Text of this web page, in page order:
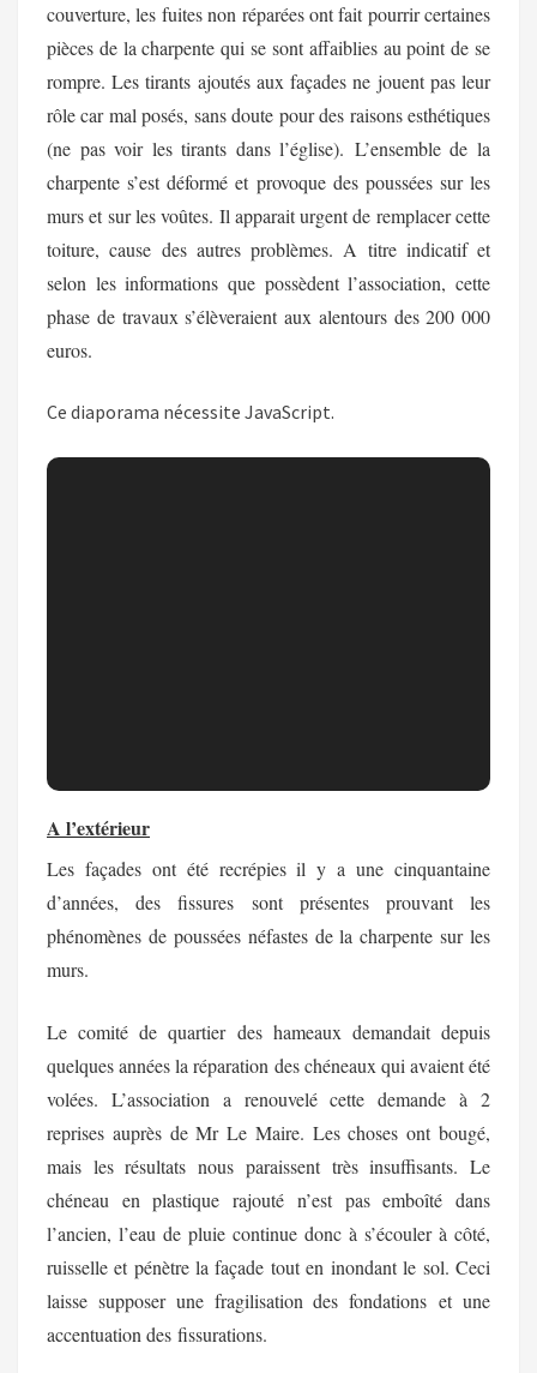
couverture, les fuites non réparées ont fait pourrir certaines
pièces de la charpente qui se sont affaiblies au point de se
rompre. Les tirants ajoutés aux façades ne jouent pas leur
rôle car mal posés, sans doute pour des raisons esthétiques
(ne pas voir les tirants dans l’église). L’ensemble de la
charpente s’est déformé et provoque des poussées sur les
murs et sur les voûtes. Il apparait urgent de remplacer cette
toiture, cause des autres problèmes. A titre indicatif et
selon les informations que possèdent l’association, cette
phase de travaux s’élèveraient aux alentours des 200 000
euros.
Ce diaporama nécessite JavaScript.
A l’extérieur
Les façades ont été recrépies il y a une cinquantaine
d’années, des fissures sont présentes prouvant les
phénomènes de poussées néfastes de la charpente sur les
murs.
Le comité de quartier des hameaux demandait depuis
quelques années la réparation deschéneaux qui avaient été
volées. L’association a renouvelé cette demande à 2
reprises auprès de Mr Le Maire. Les choses ont bougé,
mais les résultats nous paraissent très insuffisants. Le
chéneau en plastique rajouté n’est pasemboîté dans
l’ancien, l’eau de pluie continue donc à s’écouler à côté,
ruisselle et pénètre la façade tout en inondant le sol. Ceci
laisse supposer une fragilisation des fondations et une
accentuation des fissurations.